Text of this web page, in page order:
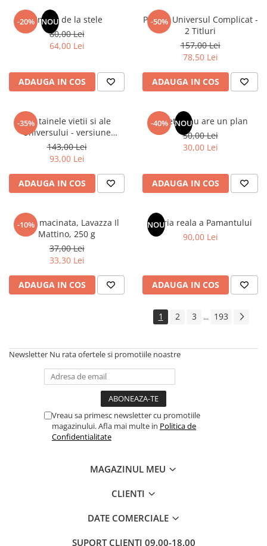
-20% NOU
Un dar de la stele
80,00 Lei
64,00 Lei
ADAUGA IN COS
-50%
Pachet Universul Complicat -
2 Titluri
157,00 Lei
78,50 Lei
ADAUGA IN COS
-35%
Din tainele vietii si ale
Universului - versiune
originala din 1939. Volumele I-
III.
143,00 Lei
93,00 Lei
ADAUGA IN COS
-40% NOU
Sufletul tau are un plan
50,00 Lei
30,00 Lei
ADAUGA IN COS
-10%
Cafea macinata, Lavazza Il
Mattino, 250 g
37,00 Lei
33,30 Lei
ADAUGA IN COS
NOU
Istoria reala a Pamantului
90,00 Lei
ADAUGA IN COS
1 2 3 ... 193
Newsletter Nu rata ofertele si promotiile noastre
Vreau sa primesc newsletter cu promotiile
magazinului. Afla mai multe in Politica de
Confidentialitate
MAGAZINUL MEU
CLIENTI
DATE COMERCIALE
SUPORT CLIENTI 09.00-18.00